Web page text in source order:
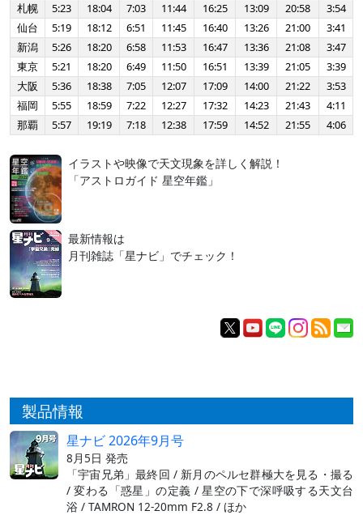
札幌
5:23 18:04 7:03 11:44 16:25 13:09 20:58
3:54
仙台
5:19 18:12 6:51 11:45 16:40 13:26 21:00
3:41
新潟
5:26 18:20 6:58 11:53 16:47 13:36 21:08
3:47
東京
5:21 18:20 6:49 11:50 16:51 13:39 21:05
3:39
大阪
5:36 18:38 7:05 12:07 17:09 14:00 21:22
3:53
福岡
5:55 18:59 7:22 12:27 17:32 14:23 21:43
4:11
那覇
5:57 19:19 7:18 12:38 17:59 14:52 21:55 4:06
イラストや映像で天文現象を詳しく解説！
「アストロガイド 星空年鑑」
最新情報は
月刊雑誌「星ナビ」でチェック！
製品情報
星ナビ 2026年9月号
8月5日 発売
「宇宙兄弟」最終回 / 新月のペルセ群極大を見る・撮る
/ 変わる「惑星」の定義 / 星空の下で深呼吸する天文台
浴 / TAMRON 12-20mm F2.8 / ほか